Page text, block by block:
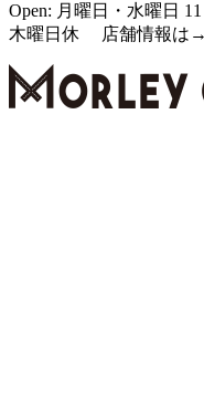
Open: 月曜日・水曜日
木曜日休 店舗情報は→